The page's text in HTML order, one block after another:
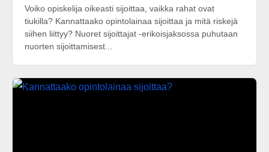
Voiko opiskelija oikeasti sijoittaa, vaikka rahat ovat
tiukilla? Kannattaako opintolainaa sijoittaa ja mitä riskejä
siihen liittyy? Nuoret sijoittajat -erikoisjaksossa puhutaan
nuorten sijoittamisest...